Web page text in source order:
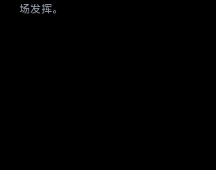
场发挥。